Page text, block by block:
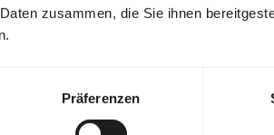
zusammen, die Sie ihnen
Präferenzen